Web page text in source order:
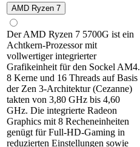
AMD Ryzen 7
Der AMD Ryzen 7 5700G ist ein
Achtkern-Prozessor mit
vollwertiger integrierter
Grafikeinheit für den Sockel AM4.
8 Kerne und 16 Threads auf Basis
der Zen 3-Architektur (Cezanne)
takten von 3,80 GHz bis 4,60
GHz. Die integrierte Radeon
Graphics mit 8 Recheneinheiten
genügt für Full-HD-Gaming in
reduzierten Einstellungen sowie